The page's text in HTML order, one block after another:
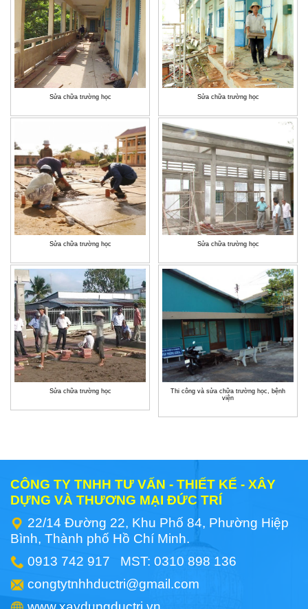
Sửa chữa trường học
Sửa chữa trường học
Sửa chữa trường học
Sửa chữa trường học
Sửa chữa trường học
Thi công và sửa chữa trường học, bệnh
viện
CÔNG TY TNHH TƯ VẤN - THIẾT KẾ - XÂY
DỰNG VÀ THƯƠNG MẠI ĐỨC TRÍ
22/14 Đường 22, Khu Phố 84, Phường Hiệp
Bình, Thành phố Hồ Chí Minh.
0913 742 917 MST: 0310 898 136
congtytnhhductri@gmail.com